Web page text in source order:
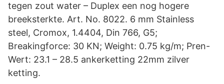
tegen zout water – Duplex een nog hogere
breeksterkte. Art. No. 8022. 6 mm Stainless
steel, Cromox, 1.4404, Din 766, G5;
Breakingforce: 30 KN; Weight: 0.75 kg/m; Pren-
Wert: 23.1 – 28.5 ankerketting 22mm zilver
ketting.